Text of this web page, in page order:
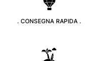
. CONSEGNA RAPIDA .